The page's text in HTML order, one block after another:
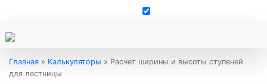
Главная » Калькуляторы » Расчет ширины и высоты ступеней
для лестницы